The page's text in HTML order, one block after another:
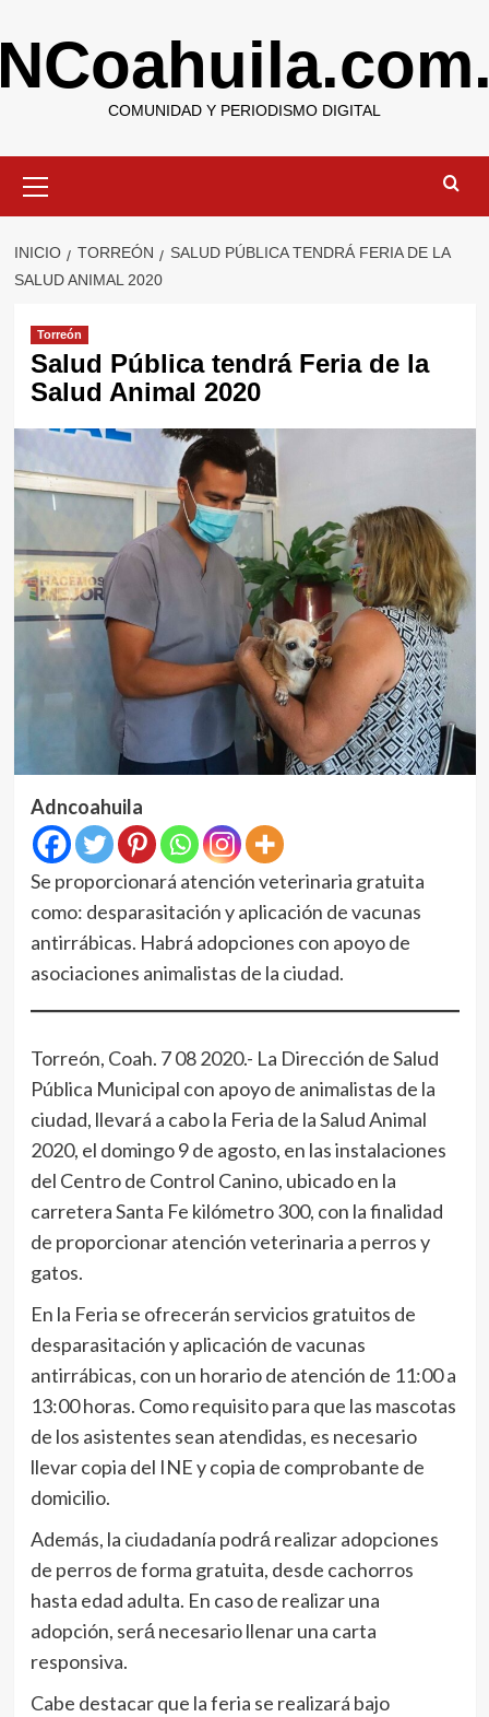
al
contenido
COMUNIDAD Y PERIODISMO DIGITAL
primario
INICIO TORREÓN
SALUD PÚBLICA TENDRÁ FERIA DE LA
SALUD ANIMAL 2020
Torreón
Salud Pública tendrá Feria de la
Salud Animal 2020
Adncoahuila
Se proporcionará atención veterinaria gratuita
como: desparasitación y aplicación de vacunas
antirrábicas. Habrá adopciones con apoyo de
asociaciones animalistas de la ciudad.
Torreón, Coah. 7 08 2020.- La Dirección de Salud
Pública Municipal con apoyo de animalistas de la
ciudad, llevará a cabo la Feria de la Salud Animal
2020, el domingo 9 de agosto, en las instalaciones
del Centro de Control Canino, ubicado en la
carretera Santa Fe kilómetro 300, con la finalidad
de proporcionar atención veterinaria a perros y
gatos.
En la Feria se ofrecerán servicios gratuitos de
desparasitación y aplicación de vacunas
antirrábicas, con un horario de atención de 11:00 a
13:00 horas. Como requisito para que las mascotas
de los asistentes sean atendidas, es necesario
llevar copia del INE y copia de comprobante de
domicilio.
Además, la ciudadanía podrá́ realizar adopciones
de perros de forma gratuita, desde cachorros
hasta edad adulta. En caso de realizar una
adopción, será́ necesario llenar una carta
responsiva.
Cabe destacar que la feria se realizará bajo